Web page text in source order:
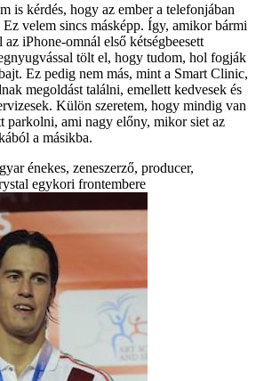
is kérdés, hogy az ember a telefonjában
velem sincs másképp. Így, amikor bármi
iPhone-omnál első kétségbeesett
tölt el, hogy tudom, hol fogják
Ez pedig nem más, mint a Smart Clinic,
megoldást találni, emellett kedvesek és
Külön szeretem, hogy mindig van
parkolni, ami nagy előny, mikor siet az
a másikba.
énekes, zeneszerző, producer,
egykori frontembere